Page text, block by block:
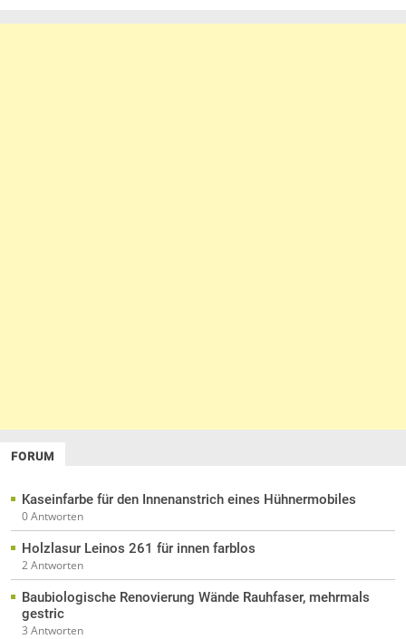
FORUM
Kaseinfarbe für den Innenanstrich eines Hühnermobiles
0 Antworten
Holzlasur Leinos 261 für innen farblos
2 Antworten
Baubiologische Renovierung Wände Rauhfaser, mehrmals
gestric
3 Antworten